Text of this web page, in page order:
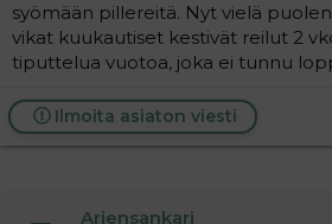
syömään pillereitä. Nyt vielä
vikat kuukautiset kestivät reilut 2
tiputtelua vuotoa, joka ei tunnu
Ilmoita asiaton viesti
Arjensankari